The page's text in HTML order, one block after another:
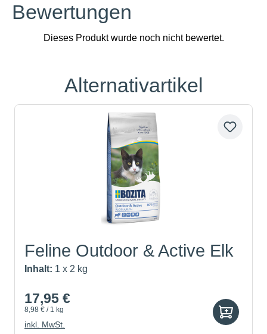
Bewertungen
Produktgalerie überspringen
Alternativartikel
Feline Outdoor & Active Elk
Inhalt: 1 x 2 kg
17,95 €
8,98 € / 1 kg
inkl. MwSt.